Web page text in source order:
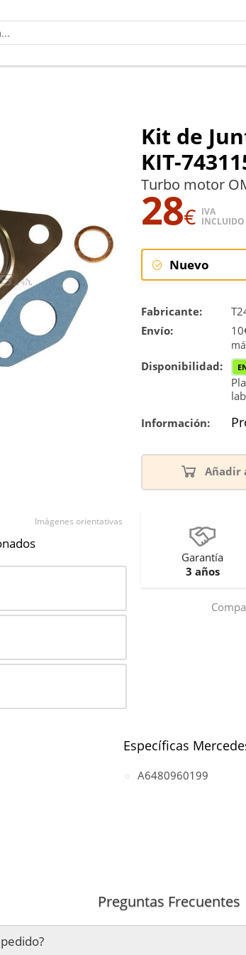
Kit de
KIT-
Turbo motor
28€ IVA
INCLUIDO
Nuevo
Fabricante:
Envío:
Disponibilidad:
Información:
Añadir
Garantía
3 años
Imágenes orientativas
Específicas
A6480960199
Preguntas Frecuentes